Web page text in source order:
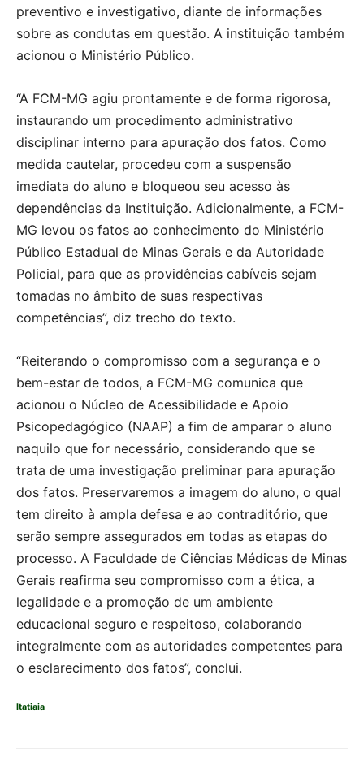
preventivo e investigativo, diante de informações
sobre as condutas em questão. A instituição também
acionou o Ministério Público.
“A FCM-MG agiu prontamente e de forma rigorosa,
instaurando um procedimento administrativo
disciplinar interno para apuração dos fatos. Como
medida cautelar, procedeu com a suspensão
imediata do aluno e bloqueou seu acesso às
dependências da Instituição. Adicionalmente, a FCM-
MG levou os fatos ao conhecimento do Ministério
Público Estadual de Minas Gerais e da Autoridade
Policial, para que as providências cabíveis sejam
tomadas no âmbito de suas respectivas
competências”, diz trecho do texto.
“Reiterando o compromisso com a segurança e o
bem-estar de todos, a FCM-MG comunica que
acionou o Núcleo de Acessibilidade e Apoio
Psicopedagógico (NAAP) a fim de amparar o aluno
naquilo que for necessário, considerando que se
trata de uma investigação preliminar para apuração
dos fatos. Preservaremos a imagem do aluno, o qual
tem direito à ampla defesa e ao contraditório, que
serão sempre assegurados em todas as etapas do
processo. A Faculdade de Ciências Médicas de Minas
Gerais reafirma seu compromisso com a ética, a
legalidade e a promoção de um ambiente
educacional seguro e respeitoso, colaborando
integralmente com as autoridades competentes para
o esclarecimento dos fatos”, conclui.
Itatiaia